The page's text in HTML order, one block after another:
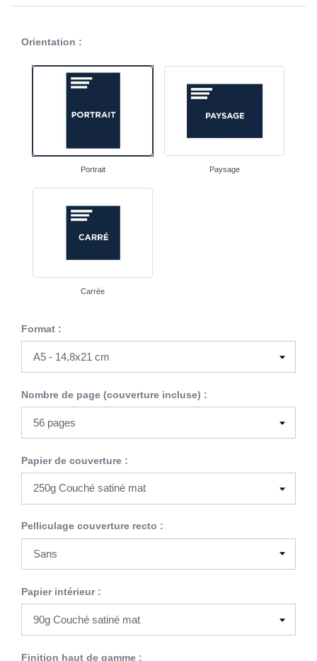
Orientation :
Portrait Paysage
Carrée
Format :
Nombre de page (couverture incluse) :
Papier de couverture :
Pelliculage couverture recto :
Papier intérieur :
Finition haut de gamme :